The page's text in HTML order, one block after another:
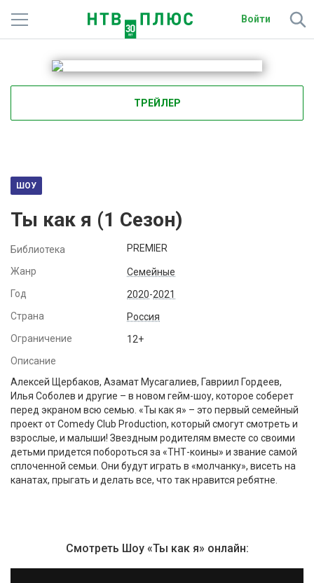
Войти
Телеканалы
Фильмы и сериалы
Спорт
Радио
Спутниковым абонентам
О сайте
ТРЕЙЛЕР
ШОУ
Ты как я (1 Сезон)
Библиотека PREMIER
Жанр
Семейные
Год
2020-2021
Страна
Россия
Ограничение
12+
Описание
Алексей Щербаков, Азамат Мусагалиев, Гавриил Гордеев,
Илья Соболев и другие – в новом гейм-шоу, которое соберет
перед экраном всю семью. «Ты как я» – это первый семейный
проект от Comedy Club Production, который смогут смотреть и
взрослые, и малыши! Звездным родителям вместе со своими
детьми придется побороться за «ТНТ-коины» и звание самой
сплоченной семьи. Они будут играть в «молчанку», висеть на
канатах, прыгать и делать все, что так нравится ребятне.
Смотреть Шоу «Ты как я» онлайн: